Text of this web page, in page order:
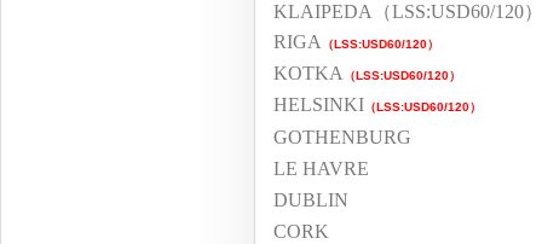
KLAIPEDA（LSS:USD60/120）
RIGA
（LSS:USD60/120）
KOTKA （LSS:USD60/120）
HELSINKI （LSS:USD60/120）
GOTHENBURG
LE HAVRE
DUBLIN
CORK